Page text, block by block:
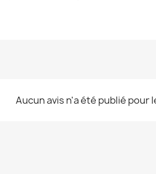
Aucun avis n'a été publié pour